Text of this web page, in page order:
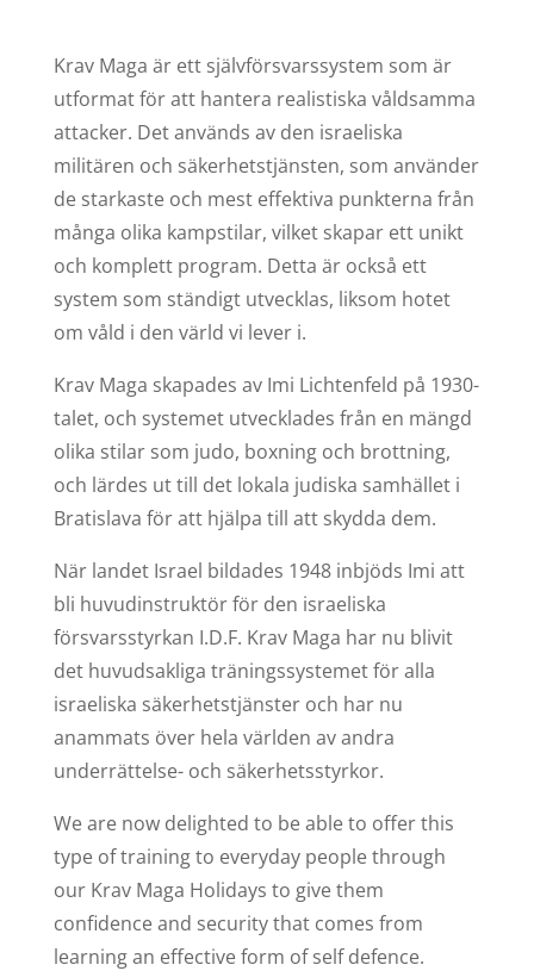
Krav Maga är ett självförsvarssystem som är
utformat för att hantera realistiska våldsamma
attacker. Det används av den israeliska
militären och säkerhetstjänsten, som använder
de starkaste och mest effektiva punkterna från
många olika kampstilar, vilket skapar ett unikt
och komplett program. Detta är också ett
system som ständigt utvecklas, liksom hotet
om våld i den värld vi lever i.
Krav Maga skapades av Imi Lichtenfeld på 1930-
talet, och systemet utvecklades från en mängd
olika stilar som judo, boxning och brottning,
och lärdes ut till det lokala judiska samhället i
Bratislava för att hjälpa till att skydda dem.
När landet Israel bildades 1948 inbjöds Imi att
bli huvudinstruktör för den israeliska
försvarsstyrkan I.D.F. Krav Maga har nu blivit
det huvudsakliga träningssystemet för alla
israeliska säkerhetstjänster och har nu
anammats över hela världen av andra
underrättelse- och säkerhetsstyrkor.
We are now delighted to be able to offer this
type of training to everyday people through
our Krav Maga Holidays to give them
confidence and security that comes from
learning an effective form of self defence.